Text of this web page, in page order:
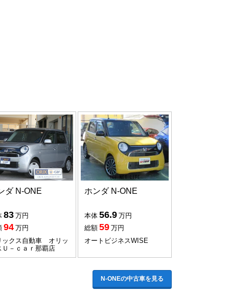
ダ N-ONE
83 万円
94 万円
ックス自動車 オリッ
Ｕ－ｃａｒ那覇店
ホンダ N-ONE
本体 56.9 万円
総額 59 万円
オートビジネスWISE
N-ONEの中古車を見る